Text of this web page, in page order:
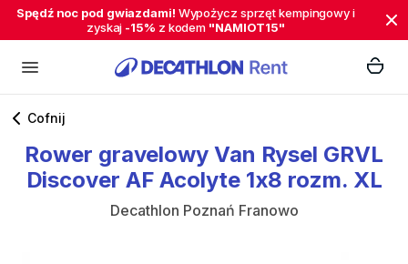
Spędź noc pod gwiazdami! Wypożycz sprzęt kempingowy i
zyskaj -15% z kodem "NAMIOT15"
Cofnij
Rower gravelowy Van Rysel GRVL
Discover AF Acolyte 1x8 rozm. XL
Decathlon Poznań Franowo